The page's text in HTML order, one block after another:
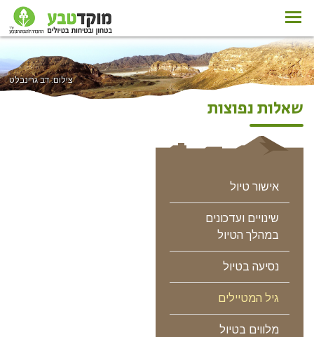
צילום: דב גרינבלט
שאלות נפוצות
אישור טיול
שינויים ועדכונים
במהלך הטיול
נסיעה בטיול
גיל המטיילים
מלווים בטיול